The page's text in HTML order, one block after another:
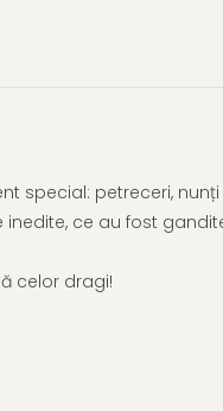
petreceri,
ce au fost
celor dragi!